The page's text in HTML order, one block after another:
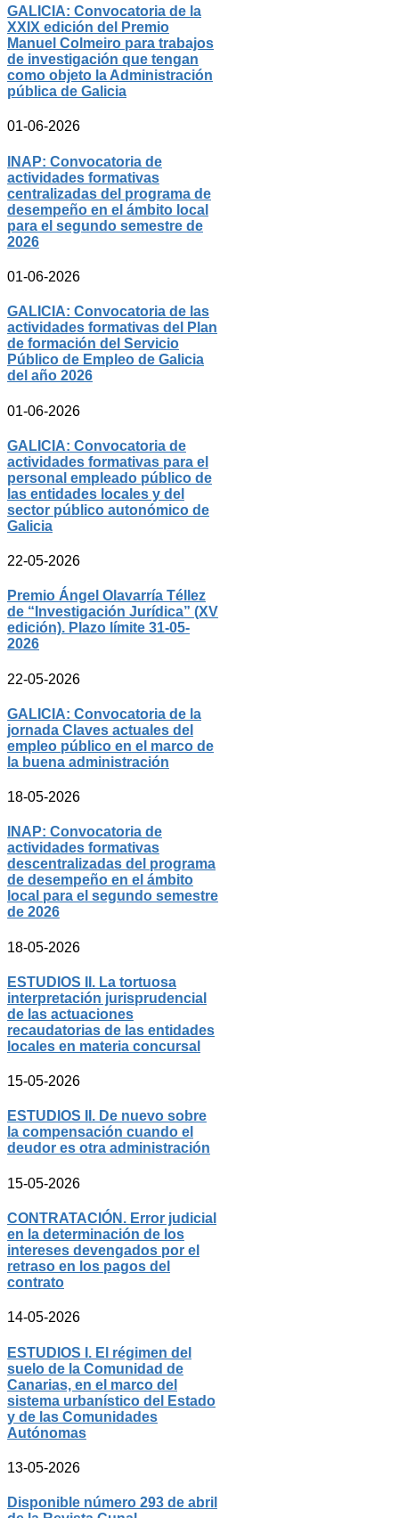
GALICIA: Convocatoria de la
XXIX edición del Premio
Manuel Colmeiro para trabajos
de investigación que tengan
como objeto la Administración
pública de Galicia
01-06-2026
INAP: Convocatoria de
actividades formativas
centralizadas del programa de
desempeño en el ámbito local
para el segundo semestre de
2026
01-06-2026
GALICIA: Convocatoria de las
actividades formativas del Plan
de formación del Servicio
Público de Empleo de Galicia
del año 2026
01-06-2026
GALICIA: Convocatoria de
actividades formativas para el
personal empleado público de
las entidades locales y del
sector público autonómico de
Galicia
22-05-2026
Premio Ángel Olavarría Téllez
de “Investigación Jurídica” (XV
edición). Plazo límite 31-05-
2026
22-05-2026
GALICIA: Convocatoria de la
jornada Claves actuales del
empleo público en el marco de
la buena administración
18-05-2026
INAP: Convocatoria de
actividades formativas
descentralizadas del programa
de desempeño en el ámbito
local para el segundo semestre
de 2026
18-05-2026
ESTUDIOS II. La tortuosa
interpretación jurisprudencial
de las actuaciones
recaudatorias de las entidades
locales en materia concursal
15-05-2026
ESTUDIOS II. De nuevo sobre
la compensación cuando el
deudor es otra administración
15-05-2026
CONTRATACIÓN. Error judicial
en la determinación de los
intereses devengados por el
retraso en los pagos del
contrato
14-05-2026
ESTUDIOS I. El régimen del
suelo de la Comunidad de
Canarias, en el marco del
sistema urbanístico del Estado
y de las Comunidades
Autónomas
13-05-2026
Disponible número 293 de abril